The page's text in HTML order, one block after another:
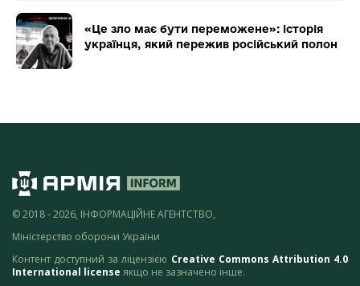
«Це зло має бути переможене»: історія
українця, який пережив російський полон
© 2018 - 2026, ІНФОРМАЦІЙНЕ АГЕНТСТВО,
Міністерство оборони України
Контент доступний за ліцензією Creative Commons Attribution 4.0
International license якщо не зазначено інше.